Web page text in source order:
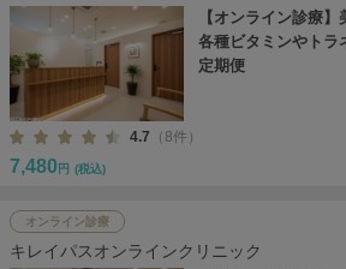
【オンライン診療】
各種ビタミンやトラ
定期便
4.7 （8件）
7,480 円 (税込)
オンライン診療
キレイパスオンラインクリニック